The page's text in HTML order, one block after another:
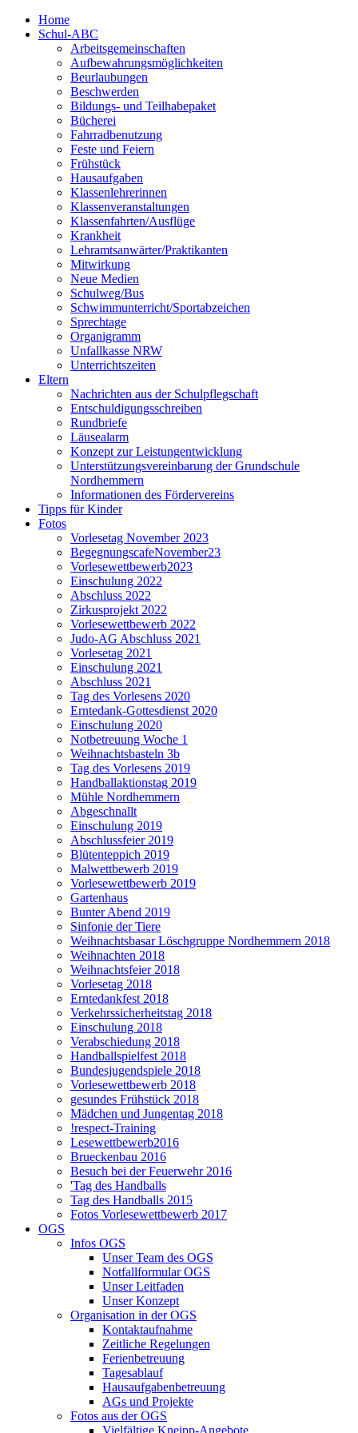
Home
Schul-ABC
Arbeitsgemeinschaften
Aufbewahrungsmöglichkeiten
Beurlaubungen
Beschwerden
Bildungs- und Teilhabepaket
Bücherei
Fahrradbenutzung
Feste und Feiern
Frühstück
Hausaufgaben
Klassenlehrerinnen
Klassenveranstaltungen
Klassenfahrten/Ausflüge
Krankheit
Lehramtsanwärter/Praktikanten
Mitwirkung
Neue Medien
Schulweg/Bus
Schwimmunterricht/Sportabzeichen
Sprechtage
Organigramm
Unfallkasse NRW
Unterrichtszeiten
Eltern
Nachrichten aus der Schulpflegschaft
Entschuldigungsschreiben
Rundbriefe
Läusealarm
Konzept zur Leistungentwicklung
Unterstützungsvereinbarung der Grundschule
Nordhemmern
Informationen des Fördervereins
Tipps für Kinder
Fotos
Vorlesetag November 2023
BegegnungscafeNovember23
Vorlesewettbewerb2023
Einschulung 2022
Abschluss 2022
Zirkusprojekt 2022
Vorlesewettbewerb 2022
Judo-AG Abschluss 2021
Vorlesetag 2021
Einschulung 2021
Abschluss 2021
Tag des Vorlesens 2020
Erntedank-Gottesdienst 2020
Einschulung 2020
Notbetreuung Woche 1
Weihnachtsbasteln 3b
Tag des Vorlesens 2019
Handballaktionstag 2019
Mühle Nordhemmern
Abgeschnallt
Einschulung 2019
Abschlussfeier 2019
Blütenteppich 2019
Malwettbewerb 2019
Vorlesewettbewerb 2019
Gartenhaus
Bunter Abend 2019
Sinfonie der Tiere
Weihnachtsbasar Löschgruppe Nordhemmern 2018
Weihnachten 2018
Weihnachtsfeier 2018
Vorlesetag 2018
Erntedankfest 2018
Verkehrssicherheitstag 2018
Einschulung 2018
Verabschiedung 2018
Handballspielfest 2018
Bundesjugendspiele 2018
Vorlesewettbewerb 2018
gesundes Frühstück 2018
Mädchen und Jungentag 2018
!respect-Training
Lesewettbewerb2016
Brueckenbau 2016
Besuch bei der Feuerwehr 2016
'Tag des Handballs
Tag des Handballs 2015
Fotos Vorlesewettbewerb 2017
OGS
Infos OGS
Unser Team des OGS
Notfallformular OGS
Unser Leitfaden
Unser Konzept
Organisation in der OGS
Kontaktaufnahme
Zeitliche Regelungen
Ferienbetreuung
Tagesablauf
Hausaufgabenbetreuung
AGs und Projekte
Fotos aus der OGS
Vielfältige Kneipp-Angebote